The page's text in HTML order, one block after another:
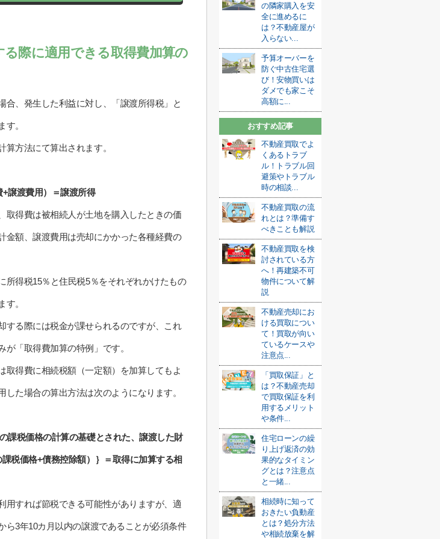
る際に適用できる取得費加算の
合、発生した利益に対し、「譲渡所得税」と
す。
算方法にて算出されます。
譲渡費用）＝譲渡所得
取得費は被相続人が土地を購入したときの価
金額、譲渡費用は売却にかかった各種経費の
所得税15％と住民税5％をそれぞれかけたもの
す。
する際には税金が課せられるのですが、これ
が「取得費加算の特例」です。
取得費に相続税額（一定額）を加算してもよ
した場合の算出方法は次のようになります。
課税価格の計算の基礎とされた、譲渡した財
税価格+債務控除額）｝＝取得に加算する相
用すれば節税できる可能性がありますが、適
ら3年10カ月以内の譲渡であることが必須条件
の隣家購入を安
全に進めるに
は？不動産屋が
入らない...
予算オーバーを
防ぐ中古住宅選
び！安物買いは
ダメでも家こそ
高額に...
おすすめ記事
不動産買取でよ
くあるトラブ
ル！トラブル回
避策やトラブル
時の相談...
不動産買取の流
れとは？準備す
べきことも解説
不動産買取を検
討されている方
へ！再建築不可
物件について解
説
不動産売却にお
ける買取につい
て！買取が向い
ているケースや
注意点...
「買取保証」と
は？不動産売却
で買取保証を利
用するメリット
や条件...
住宅ローンの繰
り上げ返済の効
果的なタイミン
グとは？注意点
と一緒...
相続時に知って
おきたい負動産
とは？処分方法
や相続放棄を解